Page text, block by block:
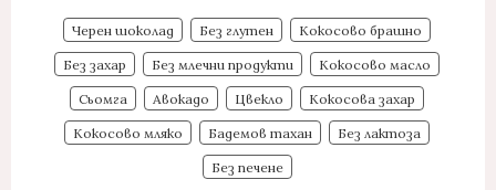
Черен шоколад Без глутен Кокосово брашно
Без захар Без млечни продукти Кокосово масло
Сьомга Авокадо Цвекло Кокосова захар
Кокосово мляко Бадемов тахан Без лактоза
Без печене